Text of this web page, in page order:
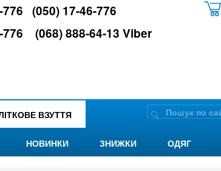
776 (050) 17-46-776
776
(068) 888-64-13 Viber
ВЗУТТЯ
НОВИНКИ ЗНИЖКИ ОДЯГ